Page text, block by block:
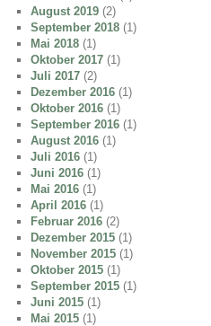
August 2019 (2)
September 2018 (1)
Mai 2018 (1)
Oktober 2017 (1)
Juli 2017 (2)
Dezember 2016 (1)
Oktober 2016 (1)
September 2016 (1)
August 2016 (1)
Juli 2016 (1)
Juni 2016 (1)
Mai 2016 (1)
April 2016 (1)
Februar 2016 (2)
Dezember 2015 (1)
November 2015 (1)
Oktober 2015 (1)
September 2015 (1)
Juni 2015 (1)
Mai 2015 (1)